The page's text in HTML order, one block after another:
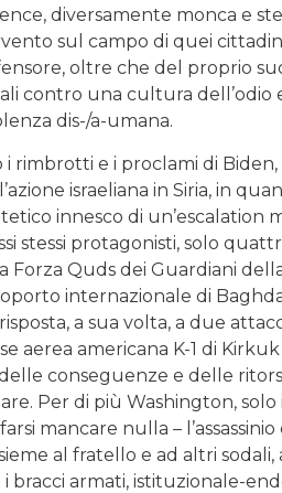
diversamente monca e
sul campo di quei
oltre che del proprio
contro una cultura dell’odio
dis-/a-umana.
i rimbrotti e i proclami di
israeliana in Siria, in
innesco di un’escalation
stessi protagonisti, solo
Forza Quds dei Guardiani
internazionale di
a sua volta, a due
aerea americana K-1 di
conseguenze e delle
Per di più Washington,
mancare nulla –
al fratello e ad altri
bracci armati, istituzionale-